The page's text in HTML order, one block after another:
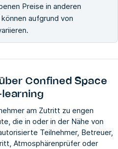
Preise in anderen
aufgrund von
Confined Space
am Zutritt zu engen
die in oder in der Nähe von
Teilnehmer, Betreuer,
Atmosphärenprüfer oder